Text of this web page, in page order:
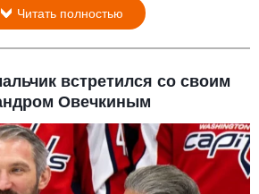
Читать полностью
встретился со своим
Овечкиным